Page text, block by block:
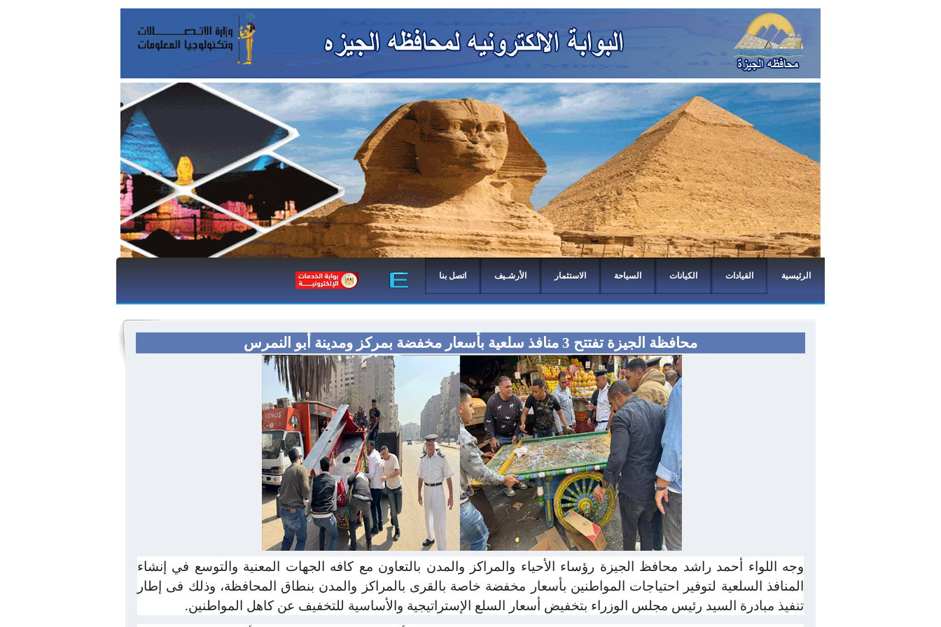
الرئيسية القيادات الكيانات السياحة الاستثمار الأرشـيف اتصل بنا
محافظة الجيزة تفتتح 3 منافذ سلعية بأسعار مخفضة بمركز ومدينة أبو النمرس
وجه اللواء أحمد راشد محافظ الجيزة رؤساء الأحياء والمراكز والمدن بالتعاون مع كافه الجهات المعنية والتوسع في إنشاء
المنافذ السلعية لتوفير احتياجات المواطنين بأسعار مخفضة خاصة بالقرى بالمراكز والمدن بنطاق المحافظة، وذلك فى إطار
تنفيذ مبادرة السيد رئيس مجلس الوزراء بتخفيض أسعار السلع الإستراتيجية والأساسية للتخفيف عن كاهل المواطنين.